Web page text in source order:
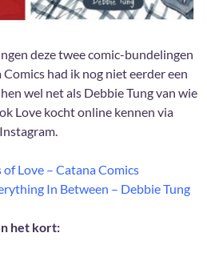
deze twee comic-bundelingen
had ik nog niet eerder een
wel net als Debbie Tung van wie
Love kocht online kennen via
Instagram.
Love – Catana Comics
In Between – Debbie Tung
het kort: